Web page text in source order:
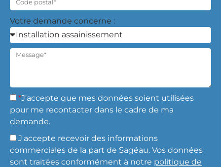
Votre demande concerne :
*J'accepte que mes données soient utilisées
pour me recontacter dans le cadre de ma
demande.
J'accepte recevoir des informations
commerciales de la part de Sagéau. Vos données
sont traitées conformément à notre politique de